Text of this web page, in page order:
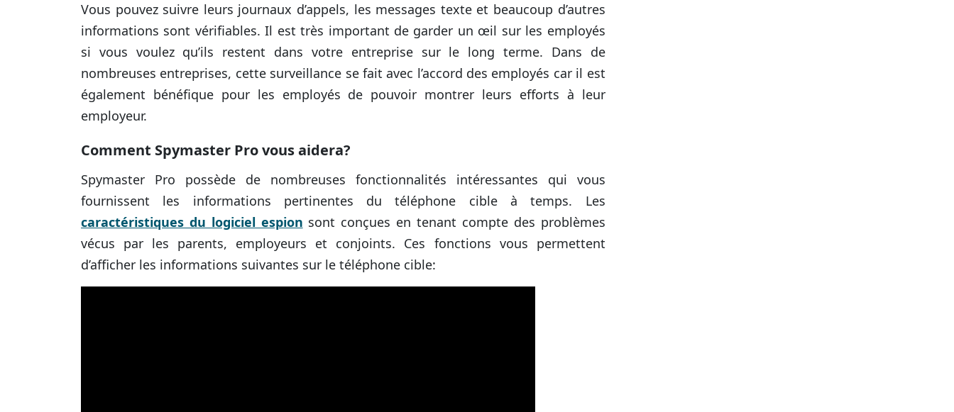
Vous pouvez suivre leurs journaux d’appels, les messages texte et beaucoup d’autres
informations sont vérifiables. Il est très important de garder un œil sur les employés
si vous voulez qu’ils restent dans votre entreprise sur le long terme. Dans de
nombreuses entreprises, cette surveillance se fait avec l’accord des employés car il est
également bénéfique pour les employés de pouvoir montrer leurs efforts à leur
employeur.
Comment Spymaster Pro vous aidera?
Spymaster Pro possède de nombreuses fonctionnalités intéressantes qui vous
fournissent les informations pertinentes du téléphone cible à temps. Les
caractéristiques du logiciel espion sont conçues en tenant compte des problèmes
vécus par les parents, employeurs et conjoints. Ces fonctions vous permettent
d’afficher les informations suivantes sur le téléphone cible: